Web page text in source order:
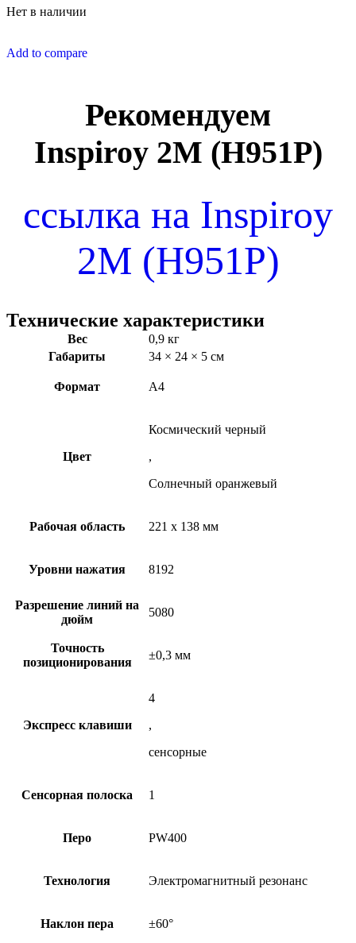
Нет в наличии
Add to compare
Рекомендуем
Inspiroy 2M (H951P)
ссылка на Inspiroy
2M (H951P)
Технические характеристики
Вес
0,9 кг
Габариты
34 × 24 × 5 см
Формат А4
Цвет
Космический черный
,
Солнечный оранжевый
Рабочая область 221 х 138 мм
Уровни нажатия 8192
Разрешение линий на
дюйм
5080
Точность
позиционирования
±0,3 мм
Экспресс клавиши
4
,
сенсорные
Сенсорная полоска 1
Перо PW400
Технология Электромагнитный резонанс
Наклон пера ±60°